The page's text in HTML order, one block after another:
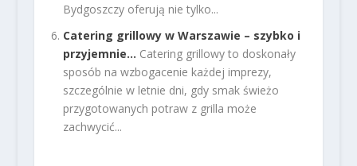
Bydgoszczy oferują nie tylko...
Catering grillowy w Warszawie – szybko i
przyjemnie… Catering grillowy to doskonały
sposób na wzbogacenie każdej imprezy,
szczególnie w letnie dni, gdy smak świeżo
przygotowanych potraw z grilla może
zachwycić...